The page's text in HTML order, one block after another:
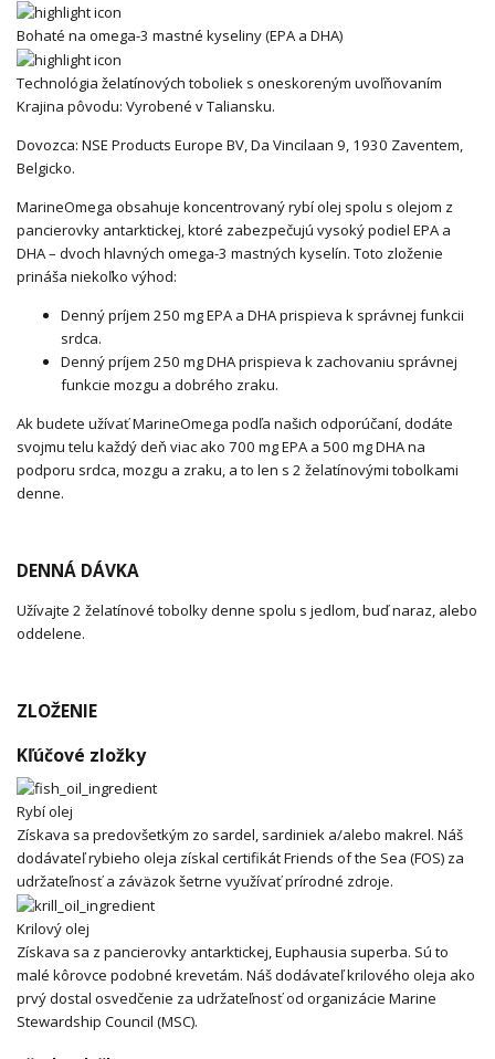
Bohaté na omega-3 mastné kyseliny (EPA a DHA)
Technológia želatínových toboliek s oneskoreným uvoľňovaním
Krajina pôvodu: Vyrobené v Taliansku.
Dovozca: NSE Products Europe BV, Da Vincilaan 9, 1930 Zaventem,
Belgicko.
MarineOmega obsahuje koncentrovaný rybí olej spolu s olejom z
pancierovky antarktickej, ktoré zabezpečujú vysoký podiel EPA a
DHA – dvoch hlavných omega-3 mastných kyselín. Toto zloženie
prináša niekoľko výhod:
Denný príjem 250 mg EPA a DHA prispieva k správnej funkcii
srdca.
Denný príjem 250 mg DHA prispieva k zachovaniu správnej
funkcie mozgu a dobrého zraku.
Ak budete užívať MarineOmega podľa našich odporúčaní, dodáte
svojmu telu každý deň viac ako 700 mg EPA a 500 mg DHA na
podporu srdca, mozgu a zraku, a to len s 2 želatínovými tobolkami
denne.
DENNÁ DÁVKA
Užívajte 2 želatínové tobolky denne spolu s jedlom, buď naraz, alebo
oddelene.
ZLOŽENIE
Kľúčové zložky
Rybí olej
Získava sa predovšetkým zo sardel, sardiniek a/alebo makrel. Náš
dodávateľ rybieho oleja získal certifikát Friends of the Sea (FOS) za
udržateľnosť a záväzok šetrne využívať prírodné zdroje.
Krilový olej
Získava sa z pancierovky antarktickej, Euphausia superba. Sú to
malé kôrovce podobné krevetám. Náš dodávateľ krilového oleja ako
prvý dostal osvedčenie za udržateľnosť od organizácie Marine
Stewardship Council (MSC).